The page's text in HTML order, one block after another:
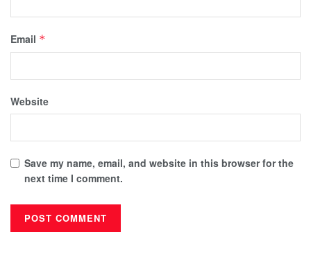
Email *
Website
Save my name, email, and website in this browser for the
next time I comment.